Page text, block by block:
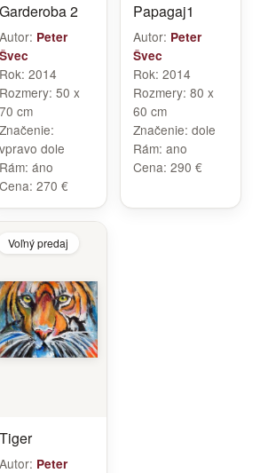
Garderoba 2
Autor: Peter
Švec
Rok: 2014
Rozmery: 50 x
70 cm
Značenie:
vpravo dole
Rám: áno
Cena: 270 €
Papagaj1
Autor: Peter
Švec
Rok: 2014
Rozmery: 80 x
60 cm
Značenie: dole
Rám: ano
Cena: 290 €
Voľný predaj
Tiger
Autor: Peter